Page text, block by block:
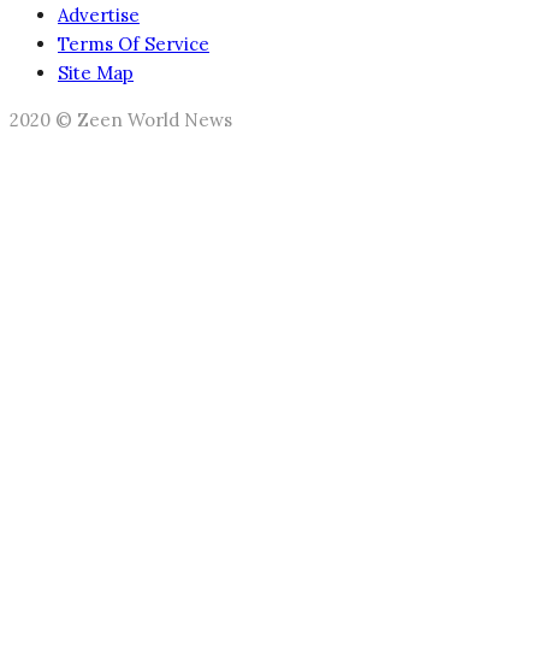
Advertise
Terms Of Service
Site Map
2020 © Zeen World News